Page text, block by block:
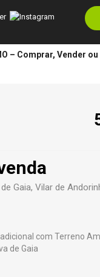
Gaia, Vilar de
com Terreno
de Gaia